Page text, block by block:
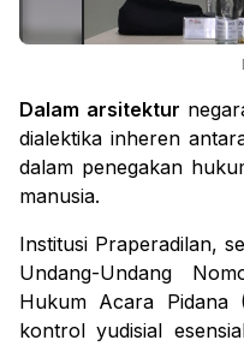
Dalam arsitektur
dialektika inheren
dalam penegakan
manusia.
Institusi Praperadilan,
Undang-Undang
Hukum Acara Pidana
kontrol yudisial